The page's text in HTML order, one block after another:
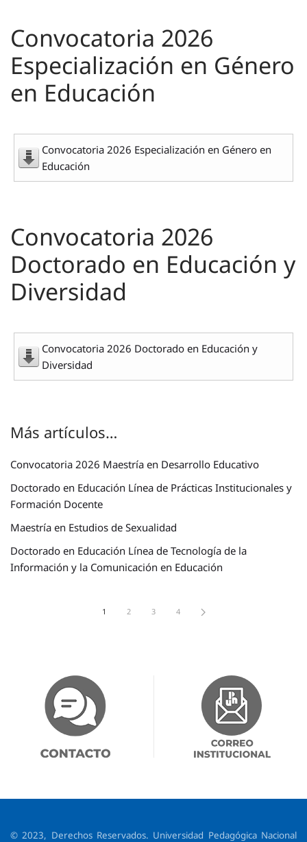
Convocatoria 2026
Especialización en Género
en Educación
Convocatoria 2026 Especialización en Género en
Educación
Convocatoria 2026
Doctorado en Educación y
Diversidad
Convocatoria 2026 Doctorado en Educación y
Diversidad
Más artículos…
Convocatoria 2026 Maestría en Desarrollo Educativo
Doctorado en Educación Línea de Prácticas Institucionales y
Formación Docente
Maestría en Estudios de Sexualidad
Doctorado en Educación Línea de Tecnología de la
Información y la Comunicación en Educación
1 2 3 4
© 2023, Derechos Reservados. Universidad Pedagógica Nacional